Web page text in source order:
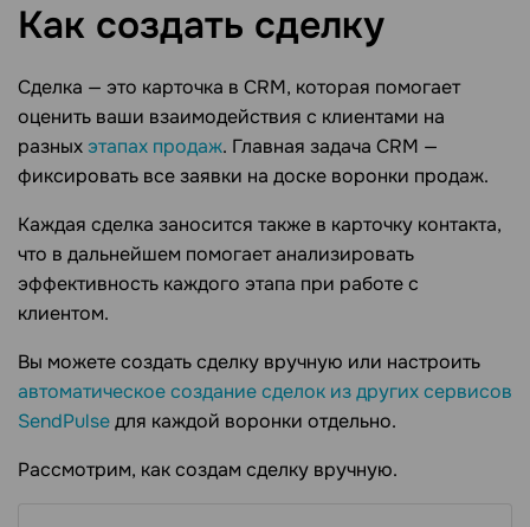
Как создать сделку
Сделка — это карточка в CRM, которая помогает
оценить ваши взаимодействия с клиентами на
разных этапах продаж. Главная задача CRM —
фиксировать все заявки на доске воронки продаж.
Каждая сделка заносится также в карточку контакта,
что в дальнейшем помогает анализировать
эффективность каждого этапа при работе с
клиентом.
Вы можете создать сделку вручную или настроить
автоматическое создание сделок из других сервисов
SendPulseдля каждой воронки отдельно.
Рассмотрим, как создам сделку вручную.